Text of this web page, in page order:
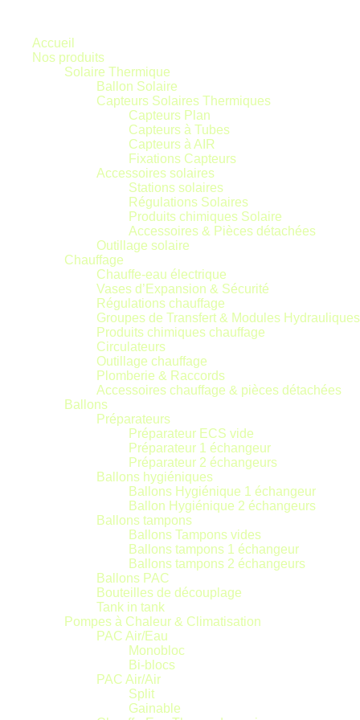
Accueil
Nos produits
Solaire Thermique
Ballon Solaire
Capteurs Solaires Thermiques
Capteurs Plan
Capteurs à Tubes
Capteurs à AIR
Fixations Capteurs
Accessoires solaires
Stations solaires
Régulations Solaires
Produits chimiques Solaire
Accessoires & Pièces détachées
Outillage solaire
Chauffage
Chauffe-eau électrique
Vases d’Expansion & Sécurité
Régulations chauffage
Groupes de Transfert & Modules Hydrauliques
Produits chimiques chauffage
Circulateurs
Outillage chauffage
Plomberie & Raccords
Accessoires chauffage & pièces détachées
Ballons
Préparateurs
Préparateur ECS vide
Préparateur 1 échangeur
Préparateur 2 échangeurs
Ballons hygiéniques
Ballons Hygiénique 1 échangeur
Ballon Hygiénique 2 échangeurs
Ballons tampons
Ballons Tampons vides
Ballons tampons 1 échangeur
Ballons tampons 2 échangeurs
Ballons PAC
Bouteilles de découplage
Tank in tank
Pompes à Chaleur & Climatisation
PAC Air/Eau
Monobloc
Bi-blocs
PAC Air/Air
Split
Gainable